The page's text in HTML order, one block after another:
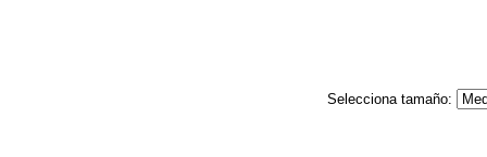
Selecciona tamaño: